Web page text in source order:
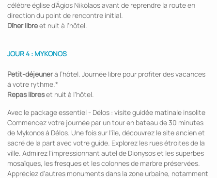
célèbre église d’Ágios Nikólaos avant de reprendre la route en
direction du point de rencontre initial.
Dîner libreet nuit à l'hôtel.
JOUR 4 : MYKONOS
Petit-déjeunerà l’hôtel. Journée libre pour profiter des vacances
à votre rythme.*
Repas libreset nuit à l'hôtel.
Avec le package essentiel - Délos : visite guidée matinale insolite
Commencez votre journée par un tour en bateau de 30 minutes
de Mykonos à Délos. Une fois sur l'île, découvrez le site ancien et
sacré de la part avec votre guide. Explorez les rues étroites de la
ville. Admirez l'impressionnant autel de Dionysos et les superbes
mosaïques, les fresques et les colonnes de marbre préservées.
Appréciez d'autres monuments dans la zone urbaine, notamment